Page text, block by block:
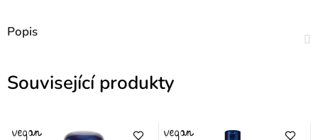
Popis
Související produkty